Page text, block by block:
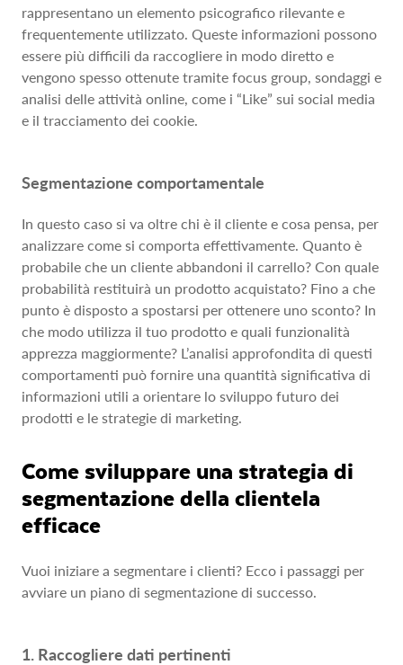
rappresentano un elemento psicografico rilevante e
frequentemente utilizzato. Queste informazioni possono
essere più difficili da raccogliere in modo diretto e
vengono spesso ottenute tramite focus group, sondaggi e
analisi delle attività online, come i “Like” sui social media
e il tracciamento dei cookie.
Segmentazione comportamentale
In questo caso si va oltre chi è il cliente e cosa pensa, per
analizzare come si comporta effettivamente. Quanto è
probabile che un cliente abbandoni il carrello? Con quale
probabilità restituirà un prodotto acquistato? Fino a che
punto è disposto a spostarsi per ottenere uno sconto? In
che modo utilizza il tuo prodotto e quali funzionalità
apprezza maggiormente? L’analisi approfondita di questi
comportamenti può fornire una quantità significativa di
informazioni utili a orientare lo sviluppo futuro dei
prodotti e le strategie di marketing.
Come sviluppare una strategia di
segmentazione della clientela
efficace
Vuoi iniziare a segmentare i clienti? Ecco i passaggi per
avviare un piano di segmentazione di successo.
1. Raccogliere dati pertinenti